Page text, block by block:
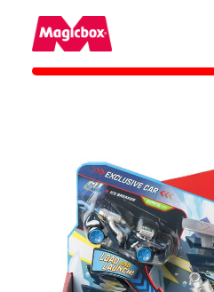
Collectors Area
Quem somos